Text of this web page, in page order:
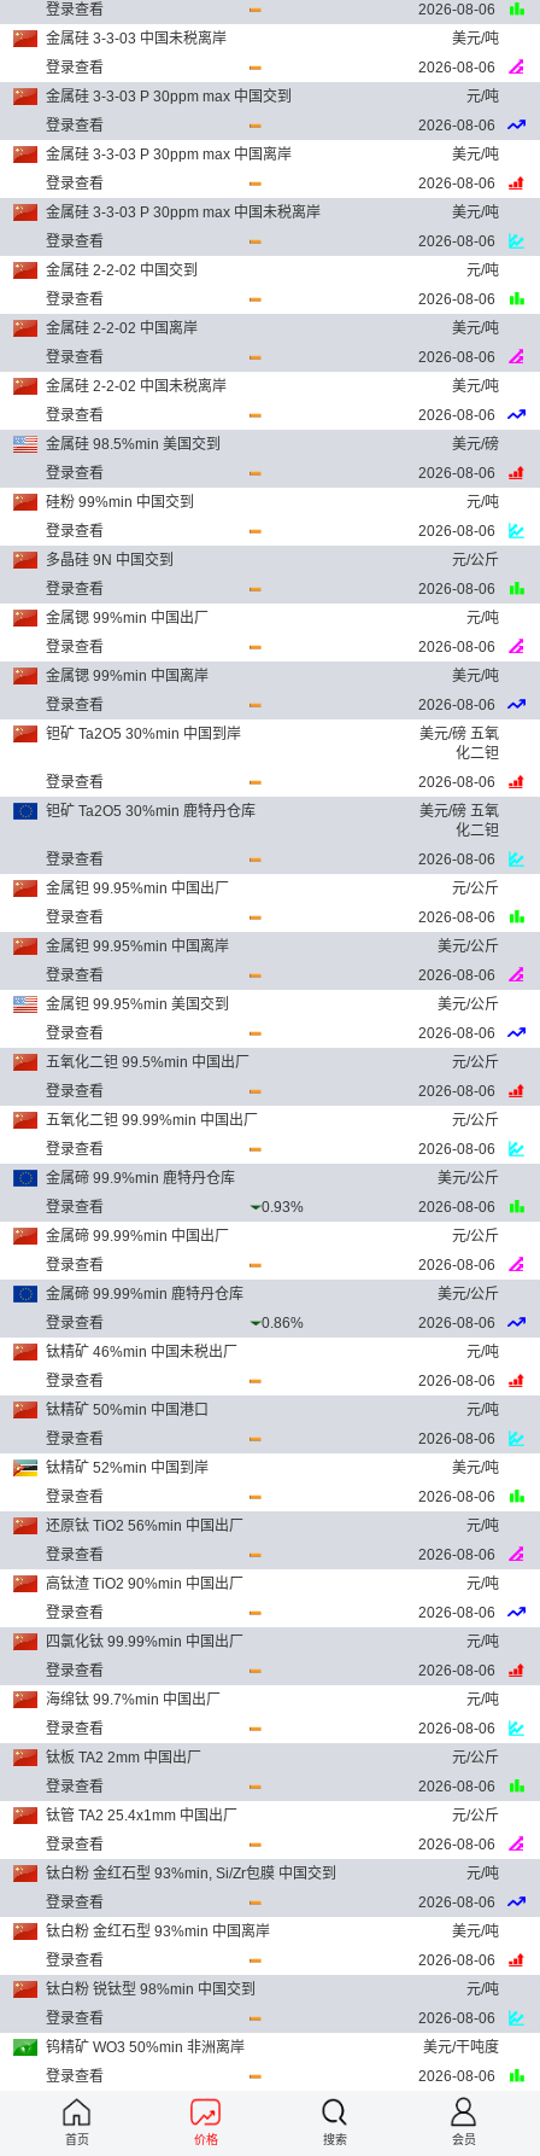
登录查看
2026-08-06
金属硅 3-3-03 中国未税离岸
美元/吨
登录查看
2026-08-06
金属硅 3-3-03 P 30ppm max 中国交到
元/吨
登录查看
2026-08-06
金属硅 3-3-03 P 30ppm max 中国离岸
美元/吨
登录查看
2026-08-06
金属硅 3-3-03 P 30ppm max 中国未税离岸
美元/吨
登录查看
2026-08-06
金属硅 2-2-02 中国交到
元/吨
登录查看
2026-08-06
金属硅 2-2-02 中国离岸
美元/吨
登录查看
2026-08-06
金属硅 2-2-02 中国未税离岸
美元/吨
登录查看
2026-08-06
金属硅 98.5%min 美国交到
美元/磅
登录查看
2026-08-06
硅粉 99%min 中国交到
元/吨
登录查看
2026-08-06
多晶硅 9N 中国交到
元/公斤
登录查看
2026-08-06
金属锶 99%min 中国出厂
元/吨
登录查看
2026-08-06
金属锶 99%min 中国离岸
美元/吨
登录查看
2026-08-06
钽矿 Ta2O5 30%min 中国到岸
美元/磅 五氧
化二钽
登录查看
2026-08-06
钽矿 Ta2O5 30%min 鹿特丹仓库
美元/磅 五氧
化二钽
登录查看
2026-08-06
金属钽 99.95%min 中国出厂
元/公斤
登录查看
2026-08-06
金属钽 99.95%min 中国离岸
美元/公斤
登录查看
2026-08-06
金属钽 99.95%min 美国交到
美元/公斤
登录查看
2026-08-06
五氧化二钽 99.5%min 中国出厂
元/公斤
登录查看
2026-08-06
五氧化二钽 99.99%min 中国出厂
元/公斤
登录查看
2026-08-06
金属碲 99.9%min 鹿特丹仓库
美元/公斤
登录查看
0.93%
2026-08-06
金属碲 99.99%min 中国出厂
元/公斤
登录查看
2026-08-06
金属碲 99.99%min 鹿特丹仓库
美元/公斤
登录查看
0.86%
2026-08-06
钛精矿 46%min 中国未税出厂
元/吨
登录查看
2026-08-06
钛精矿 50%min 中国港口
元/吨
登录查看
2026-08-06
钛精矿 52%min 中国到岸
美元/吨
登录查看
2026-08-06
还原钛 TiO2 56%min 中国出厂
元/吨
登录查看
2026-08-06
高钛渣 TiO2 90%min 中国出厂
元/吨
登录查看
2026-08-06
四氯化钛 99.99%min 中国出厂
元/吨
登录查看
2026-08-06
海绵钛 99.7%min 中国出厂
元/吨
登录查看
2026-08-06
钛板 TA2 2mm 中国出厂
元/公斤
登录查看
2026-08-06
钛管 TA2 25.4x1mm 中国出厂
元/公斤
登录查看
2026-08-06
钛白粉 金红石型 93%min, Si/Zr包膜 中国交到
元/吨
登录查看
2026-08-06
钛白粉 金红石型 93%min 中国离岸
美元/吨
登录查看
2026-08-06
钛白粉 锐钛型 98%min 中国交到
元/吨
登录查看
2026-08-06
钨精矿 WO3 50%min 非洲离岸
美元/干吨度
登录查看
2026-08-06
APT 88.5%min 中国出厂
元/吨
登录查看
2026-08-06
首页 价格 搜索 会员